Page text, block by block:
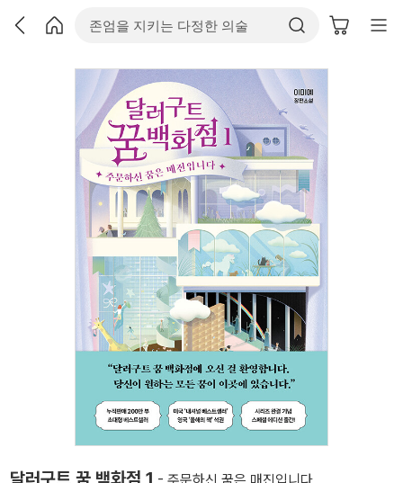
달러구트 꿈 백화점 1